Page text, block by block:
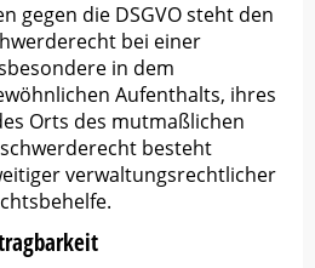
gegen die DSGVO steht den
bei einer
in dem
Aufenthalts, ihres
Orts des mutmaßlichen
besteht
verwaltungsrechtlicher